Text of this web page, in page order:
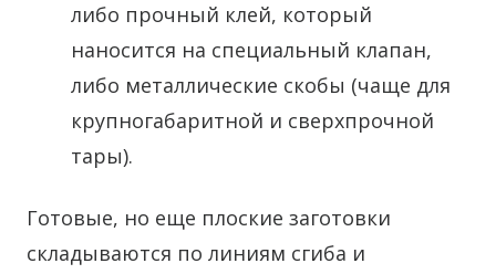
либо прочный клей, который
наносится на специальный клапан,
либо металлические скобы (чаще для
крупногабаритной и сверхпрочной
тары).
Готовые, но еще плоские заготовки
складываются по линиям сгиба и